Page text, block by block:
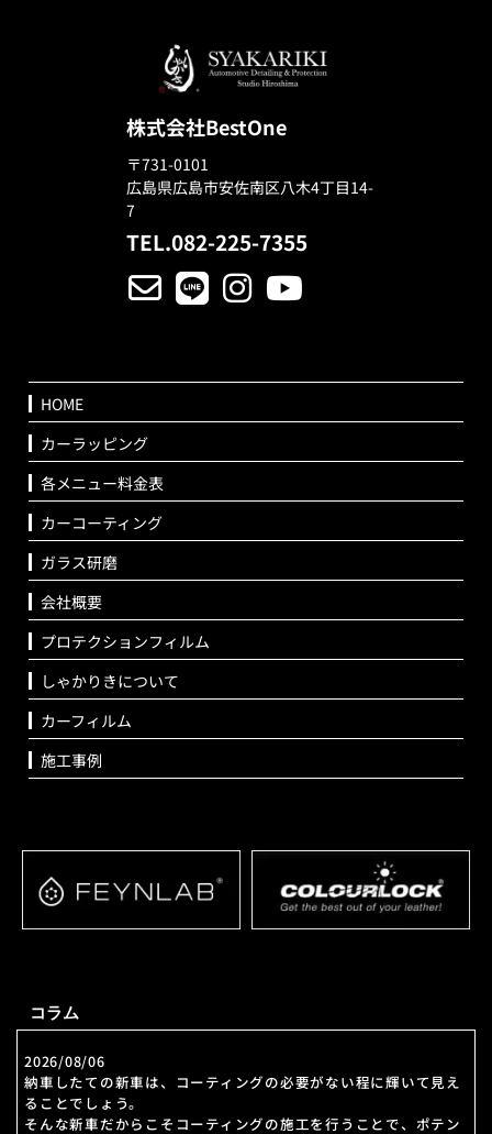
株式会社BestOne
〒731-0101
広島県広島市安佐南区八木4丁目14-
7
TEL.082-225-7355
HOME
カーラッピング
各メニュー料金表
カーコーティング
ガラス研磨
会社概要
プロテクションフィルム
しゃかりきについて
カーフィルム
施工事例
コラム
2026/08/06
納車したての新車は、コーティングの必要がない程に輝いて見え
ることでしょう。
そんな新車だからこそコーティングの施工を行うことで、ポテン